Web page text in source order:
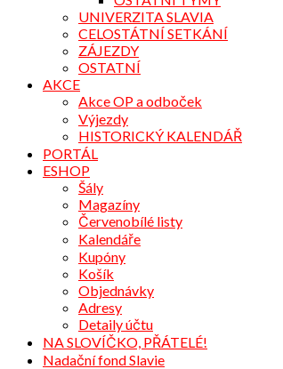
UNIVERZITA SLAVIA
CELOSTÁTNÍ SETKÁNÍ
ZÁJEZDY
OSTATNÍ
AKCE
Akce OP a odboček
Výjezdy
HISTORICKÝ KALENDÁŘ
PORTÁL
ESHOP
Šály
Magazíny
Červenobílé listy
Kalendáře
Kupóny
Košík
Objednávky
Adresy
Detaily účtu
NA SLOVÍČKO, PŘÁTELÉ!
Nadační fond Slavie